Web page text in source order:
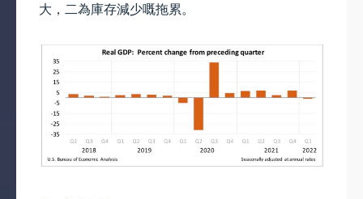
大，二為庫存減少嘅拖累。